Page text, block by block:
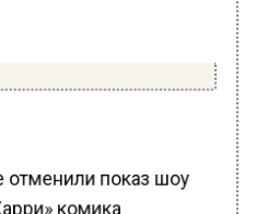
показ шоу
комика